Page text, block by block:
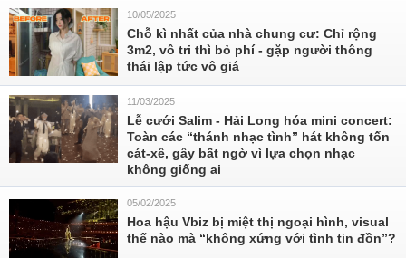
10/05/2025
Chỗ kì nhất của nhà chung cư: Chỉ rộng
3m2, vô tri thì bỏ phí - gặp người thông
thái lập tức vô giá
11/03/2025
Lễ cưới Salim - Hải Long hóa mini concert:
Toàn các “thánh nhạc tình” hát không tốn
cát-xê, gây bất ngờ vì lựa chọn nhạc
không giống ai
05/02/2025
Hoa hậu Vbiz bị miệt thị ngoại hình, visual
thế nào mà “không xứng với tình tin đồn”?